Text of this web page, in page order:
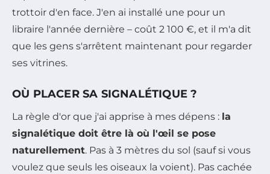
trottoir d'en face. J'en ai installé une pour un
libraire l'année dernière – coût 2 100 €, et il m'a dit
que les gens s'arrêtent maintenant pour regarder
ses vitrines.
OÙ PLACER SA SIGNALÉTIQUE ?
La règle d'or que j'ai apprise à mes dépens : la
signalétique doit être là où l'œil se pose
naturellement. Pas à 3 mètres du sol (sauf si vous
voulez que seuls les oiseaux la voient). Pas cachée